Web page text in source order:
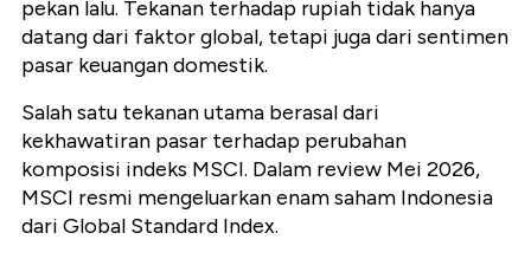
pekan lalu. Tekanan terhadap rupiah tidak hanya
datang dari faktor global, tetapi juga dari sentimen
pasar keuangan domestik.
Salah satu tekanan utama berasal dari
kekhawatiran pasar terhadap perubahan
komposisi indeks MSCI. Dalam review Mei 2026,
MSCI resmi mengeluarkan enam saham Indonesia
dari Global Standard Index.